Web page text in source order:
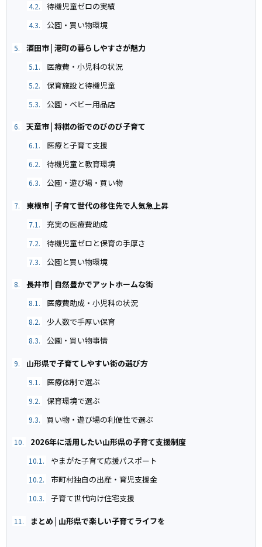
4.2. 待機児童ゼロの実績
4.3. 公園・買い物環境
5. 酒田市 | 港町の暮らしやすさが魅力
5.1. 医療費・小児科の状況
5.2. 保育施設と待機児童
5.3. 公園・ベビー用品店
6. 天童市 | 将棋の街でのびのび子育て
6.1. 医療と子育て支援
6.2. 待機児童と教育環境
6.3. 公園・遊び場・買い物
7. 東根市 | 子育て世代の移住先で人気急上昇
7.1. 充実の医療費助成
7.2. 待機児童ゼロと保育の手厚さ
7.3. 公園と買い物環境
8. 長井市 | 自然豊かでアットホームな街
8.1. 医療費助成・小児科の状況
8.2. 少人数で手厚い保育
8.3. 公園・買い物事情
9. 山形県で子育てしやすい街の選び方
9.1. 医療体制で選ぶ
9.2. 保育環境で選ぶ
9.3. 買い物・遊び場の利便性で選ぶ
10. 2026年に活用したい山形県の子育て支援制度
10.1. やまがた子育て応援パスポート
10.2. 市町村独自の出産・育児支援金
10.3. 子育て世代向け住宅支援
11. まとめ | 山形県で楽しい子育てライフを